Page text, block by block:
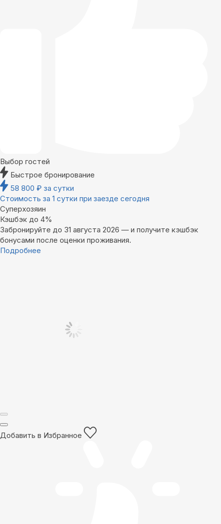
Выбор гостей
Быстрое бронирование
58 800 ₽ за сутки
Стоимость за 1 сутки при заезде сегодня
Суперхозяин
Кэшбэк до 4%
Забронируйте до 31 августа 2026 — и получите кэшбэк
бонусами после оценки проживания.
Подробнее
Добавить в Избранное